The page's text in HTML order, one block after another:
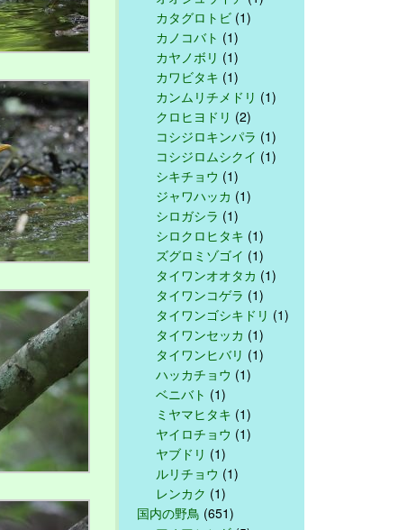
カタグロトビ (1)
カノコバト (1)
カヤノボリ (1)
カワビタキ (1)
カンムリチメドリ (1)
クロヒヨドリ (2)
コシジロキンパラ (1)
コシジロムシクイ (1)
シキチョウ (1)
ジャワハッカ (1)
シロガシラ (1)
シロクロヒタキ (1)
ズグロミゾゴイ (1)
タイワンオオタカ (1)
タイワンコゲラ (1)
タイワンゴシキドリ (1)
タイワンセッカ (1)
タイワンヒバリ (1)
ハッカチョウ (1)
ベニバト (1)
ミヤマヒタキ (1)
ヤイロチョウ (1)
ヤブドリ (1)
ルリチョウ (1)
レンカク (1)
国内の野鳥 (651)